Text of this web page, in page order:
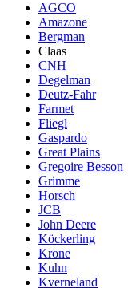
AGCO
Amazone
Bergman
Claas
CNH
Degelman
Deutz-Fahr
Farmet
Fliegl
Gaspardo
Great Plains
Gregoire Besson
Grimme
Horsch
JCB
John Deere
Köckerling
Krone
Kuhn
Kverneland